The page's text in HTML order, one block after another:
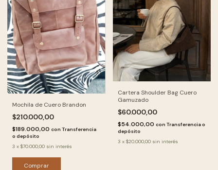
Mochila de Cuero Brandon
$210.000,00
$189.000,00 con Transferencia
o depósito
3 x $70.000,00 sin interés
Comprar
Cartera Shoulder Bag Cuero
Gamuzado
$60.000,00
$54.000,00 con Transferencia o
depósito
3 x $20.000,00 sin interés